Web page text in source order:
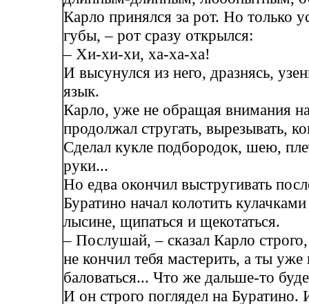
Карло принялся за рот. Но только
губы, – рот сразу открылся:
– Хи-хи-хи, ха-ха-ха!
И высунулся из него, дразнясь,
язык.
Карло, уже не обращая внимания
продолжал стругать, вырезывать,
Сделал кукле подбородок, шею,
руки...
Но едва окончил выстругивать
Буратино начал колотить
лысине, щипаться и щекотаться.
– Послушай, – сказал Карло
не кончил тебя мастерить, а ты уже
баловаться... Что же дальше-то
И он строго поглядел на Буратино.